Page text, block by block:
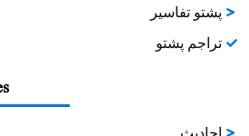
پشتو تفاسیر
تراجم پشتو
احادیث